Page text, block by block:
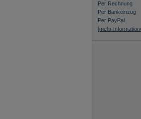
Per Rechnung
Per Bankeinzug
Per PayPal
[mehr